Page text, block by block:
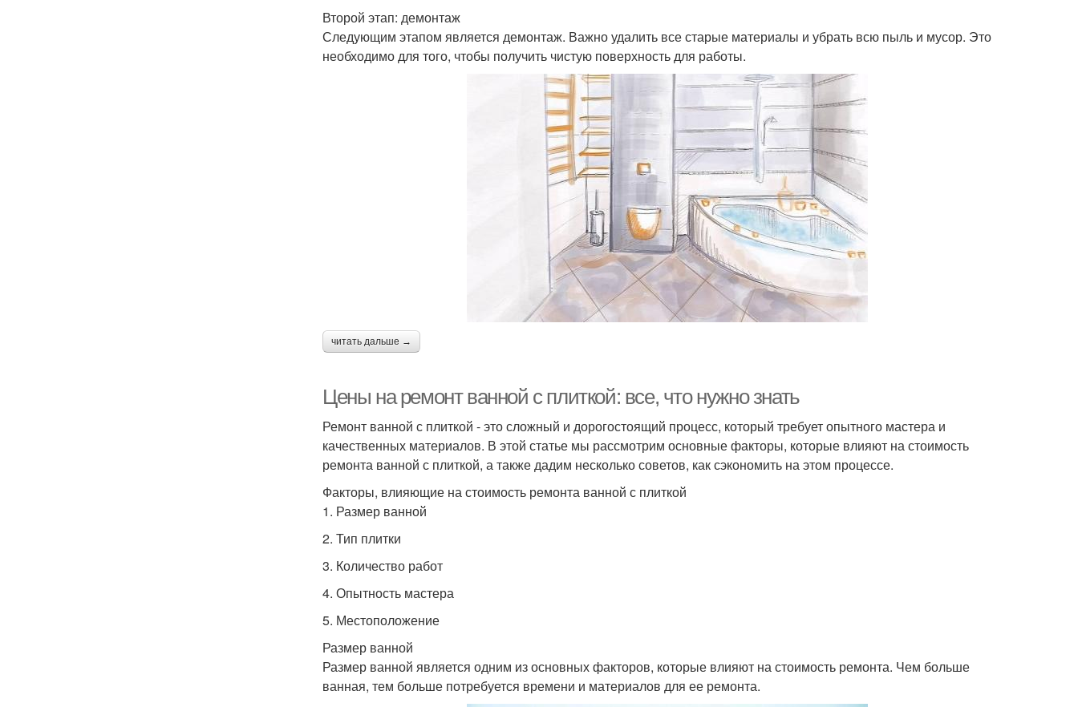
Второй этап: демонтаж
Следующим этапом является демонтаж. Важно удалить все старые материалы и убрать всю пыль и мусор. Это
необходимо для того, чтобы получить чистую поверхность для работы.
читать дальше →
Цены на ремонт ванной с плиткой: все, что нужно знать
Ремонт ванной с плиткой - это сложный и дорогостоящий процесс, который требует опытного мастера и
качественных материалов. В этой статье мы рассмотрим основные факторы, которые влияют на стоимость
ремонта ванной с плиткой, а также дадим несколько советов, как сэкономить на этом процессе.
Факторы, влияющие на стоимость ремонта ванной с плиткой
1. Размер ванной
2. Тип плитки
3. Количество работ
4. Опытность мастера
5. Местоположение
Размер ванной
Размер ванной является одним из основных факторов, которые влияют на стоимость ремонта. Чем больше
ванная, тем больше потребуется времени и материалов для ее ремонта.